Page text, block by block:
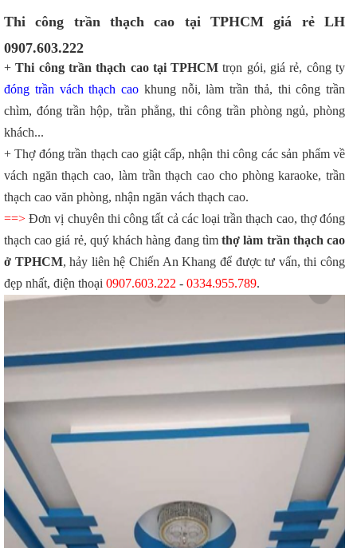
Thi công trần thạch cao tại TPHCM giá rẻ LH
0907.603.222
+Thi công trần thạch cao tại TPHCM trọn gói, giá rẻ, công ty
đóng trần vách thạch cao khung nỗi, làm trần thả, thi công trần
chìm, đóng trần hộp, trần phẳng, thi công trần phòng ngủ, phòng
khách...
+ Thợ đóng trần thạch cao giật cấp, nhận thi công các sản phẩm về
vách ngăn thạch cao, làm trần thạch cao cho phòng karaoke, trần
thạch cao văn phòng, nhận ngăn vách thạch cao.
==> Đơn vị chuyên thi công tất cả các loại trần thạch cao, thợ đóng
thạch cao giá rẻ, quý khách hàng đang tìmthợ làm trần thạch cao
ở TPHCM, hảy liên hệ Chiến An Khang để được tư vấn, thi công
đẹp nhất, điện thoại 0907.603.222 - 0334.955.789.